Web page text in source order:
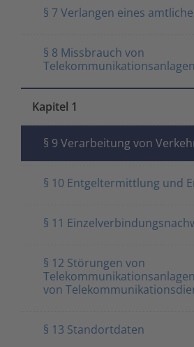
§ 7 Verlangen eines
§ 8 Missbrauch von
Telekommunikationsanlagen
Kapitel 1
§ 9 Verarbeitung von
§ 10 Entgeltermittlung und
§ 11
§ 12 Störungen von
von
§ 13 Standortdaten